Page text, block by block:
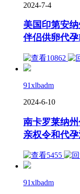
2024-7-4
美国印第安
伴侣供卵代
10862
91xlbadm
2024-6-10
南卡罗莱纳
亲权令和代
5455
91xlbadm